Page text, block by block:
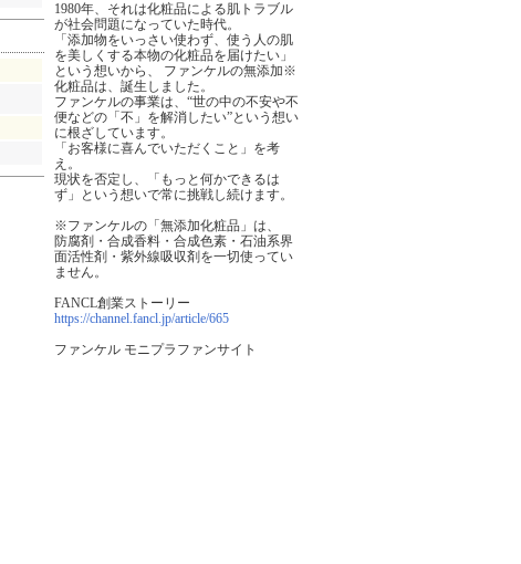
1980年、それは化粧品による肌トラブル
が社会問題になっていた時代。
「添加物をいっさい使わず、使う人の肌
を美しくする本物の化粧品を届けたい」
という想いから、 ファンケルの無添加※
化粧品は、誕生しました。
ファンケルの事業は、“世の中の不安や不
便などの「不」を解消したい”という想い
に根ざしています。
「お客様に喜んでいただくこと」を考
え。
現状を否定し、「もっと何かできるは
ず」という想いで常に挑戦し続けます。
※ファンケルの「無添加化粧品」は、
防腐剤・合成香料・合成色素・石油系界
面活性剤・紫外線吸収剤を一切使ってい
ません。
FANCL創業ストーリー
https://channel.fancl.jp/article/665
ファンケル モニプラファンサイト